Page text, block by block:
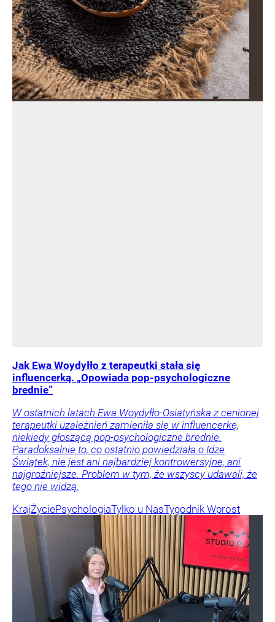
Jak Ewa Woydyłło z terapeutki stała się
influencerką. „Opowiada pop-psychologiczne
brednie”
W ostatnich latach Ewa Woydyłło-Osiatyńska z cenionej
terapeutki uzależnień zamieniła się w influencerkę,
niekiedy głoszącą pop-psychologiczne brednie.
Paradoksalnie to, co ostatnio powiedziała o Idze
Świątek, nie jest ani najbardziej kontrowersyjne, ani
najgroźniejsze. Problem w tym, że wszyscy udawali, że
tego nie widzą.
KrajŻyciePsychologiaTylko u NasTygodnik Wprost